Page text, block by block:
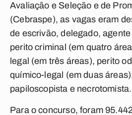
Avaliação e Seleção e de
(Cebraspe), as vagas eram
de escrivão, delegado,
perito criminal (em quatro
legal (em três áreas), perito
químico-legal (em duas
papiloscopista e necrotomista.
Para o concurso, foram